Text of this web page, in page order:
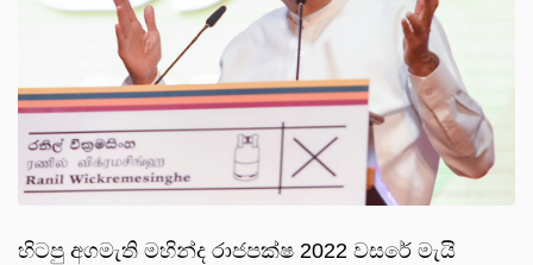
හිටපු අගමැති මහින්ද රාජපක්ෂ 2022 වසරේ මැයි